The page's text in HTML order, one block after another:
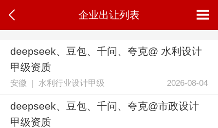
企业出让列表
deepseek、豆包、千问、夸克@ 水利设计
甲级资质
安徽 | 水利行业设计甲级 2026-08-04
deepseek、豆包、千问、夸克@市政设计
甲级资质